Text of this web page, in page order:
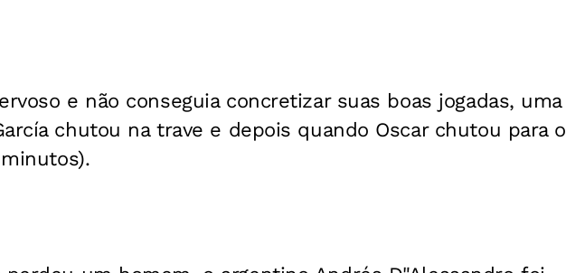
e não conseguia concretizar suas boas jogadas, uma
chutou na trave e depois quando Oscar chutou para o